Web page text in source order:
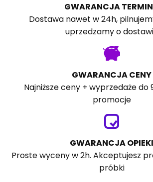
GWARANCJA
Dostawa nawet w 24h,
uprzedzamy o
GWARANCJA CENY
Najniższe ceny + wyprzedaże do
promocje
GWARANCJA OPIEKI
Proste wyceny w 2h. Akceptujesz
próbki